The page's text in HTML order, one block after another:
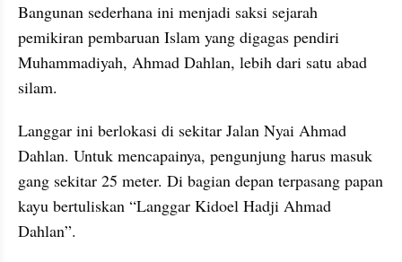
Bangunan sederhana ini menjadi saksi sejarah
pemikiran pembaruan Islam yang digagas pendiri
Muhammadiyah, Ahmad Dahlan, lebih dari satu abad
silam.
Langgar ini berlokasi di sekitar Jalan Nyai Ahmad
Dahlan. Untuk mencapainya, pengunjung harus masuk
gang sekitar 25 meter. Di bagian depan terpasang papan
kayu bertuliskan “Langgar Kidoel Hadji Ahmad
Dahlan”.